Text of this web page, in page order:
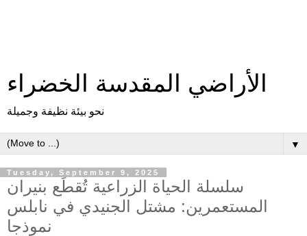
الأراضي المقدسة الخضراء
نحو بيئة نظيفة وجميلة
▼
Tuesday, September 9, 2025
سلسلة الحياة الزراعية تُقطَع بنيران
المستعمرين: مشتل الجنيدي في نابلس
نموذجا